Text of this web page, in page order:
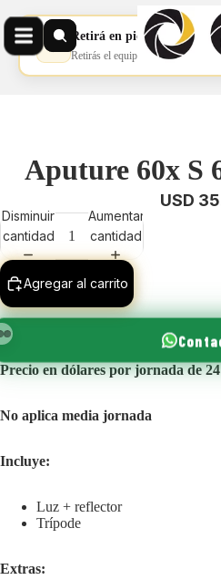
📦 Retirá en pickup
Retirás el equipo en nuestro pickup
Aputure 60x S
USD
Disminuir
cantidad
Aumentar
cantidad
Agregar al carrito
Precio en dólares por jornada de
No aplica media jornada
Incluye:
Luz + reflector
Trípode
Extras: